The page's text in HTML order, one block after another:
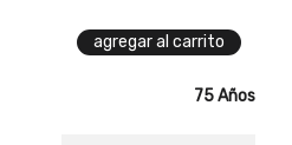
agregar al carrito
75 Años